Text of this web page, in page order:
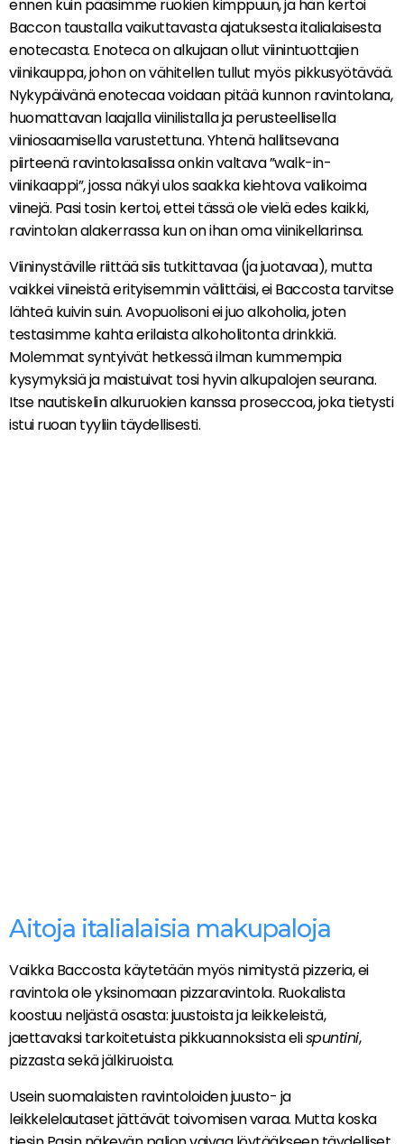
ennen kuin pääsimme ruokien kimppuun, ja hän kertoi
Baccon taustalla vaikuttavasta ajatuksesta italialaisesta
enotecasta. Enoteca on alkujaan ollut viinintuottajien
viinikauppa, johon on vähitellen tullut myös pikkusyötävää.
Nykypäivänä enotecaa voidaan pitää kunnon ravintolana,
huomattavan laajalla viinilistalla ja perusteellisella
viiniosaamisella varustettuna. Yhtenä hallitsevana
piirteenä ravintolasalissa onkin valtava ”walk-in-
viinikaappi”, jossa näkyi ulos saakka kiehtova valikoima
viinejä. Pasi tosin kertoi, ettei tässä ole vielä edes kaikki,
ravintolan alakerrassa kun on ihan oma viinikellarinsa.
Viininystäville riittää siis tutkittavaa (ja juotavaa), mutta
vaikkei viineistä erityisemmin välittäisi, ei Baccosta tarvitse
lähteä kuivin suin. Avopuolisoni ei juo alkoholia, joten
testasimme kahta erilaista alkoholitonta drinkkiä.
Molemmat syntyivät hetkessä ilman kummempia
kysymyksiä ja maistuivat tosi hyvin alkupalojen seurana.
Itse nautiskelin alkuruokien kanssa proseccoa, joka tietysti
istui ruoan tyyliin täydellisesti.
Aitoja italialaisia makupaloja
Vaikka Baccosta käytetään myös nimitystä pizzeria, ei
ravintola ole yksinomaan pizzaravintola. Ruokalista
koostuu neljästä osasta: juustoista ja leikkeleistä,
jaettavaksi tarkoitetuista pikkuannoksista elispuntini,
pizzasta sekä jälkiruoista.
Usein suomalaisten ravintoloiden juusto- ja
leikkelelautaset jättävät toivomisen varaa. Mutta koska